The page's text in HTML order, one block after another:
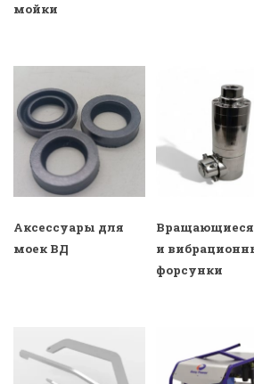
мойки
Аксессуары для
моек ВД
Вращающиеся
и
форсунки